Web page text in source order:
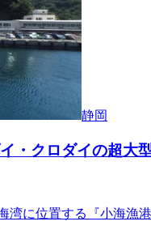
静岡
・クロダイの超大
に位置する『小海